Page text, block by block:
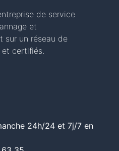
de service
et
sur un réseau de
et certifiés.
24h/24 et 7j/7 en